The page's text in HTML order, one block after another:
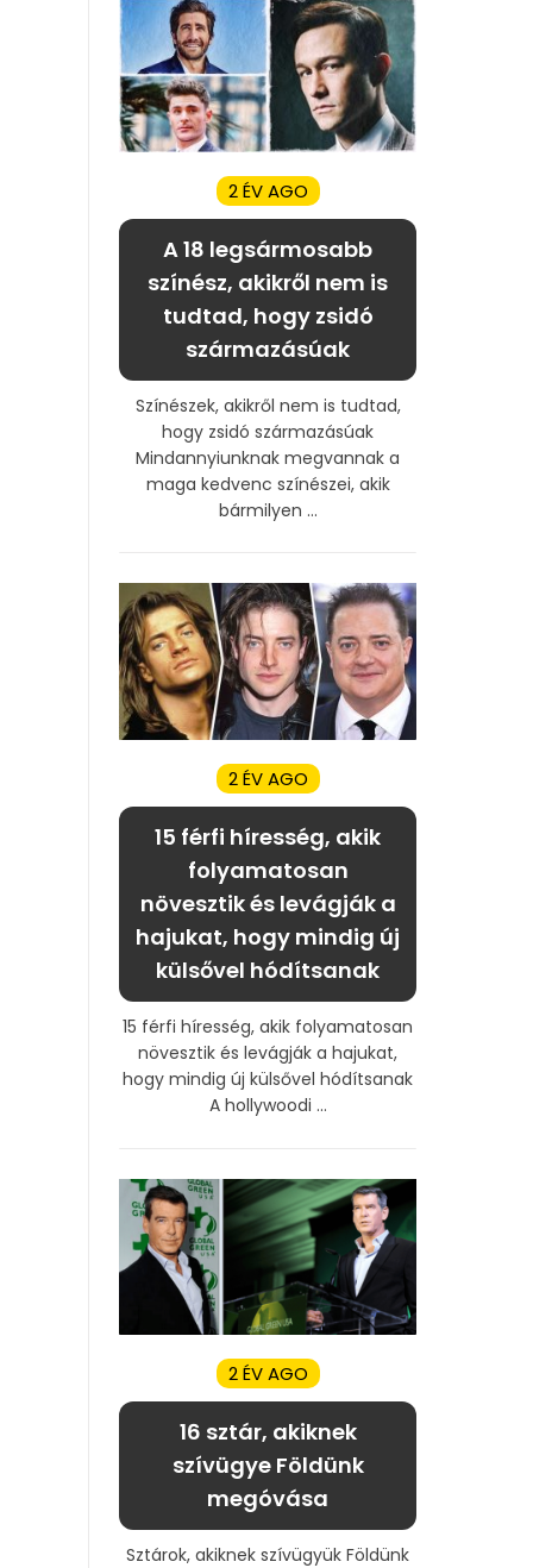
2 ÉV AGO
A 18 legsármosabb
színész, akikről nem is
tudtad, hogy zsidó
származásúak
Színészek, akikről nem is tudtad,
hogy zsidó származásúak
Mindannyiunknak megvannak a
maga kedvenc színészei, akik
bármilyen ...
2 ÉV AGO
15 férfi híresség, akik
folyamatosan
növesztik és levágják a
hajukat, hogy mindig új
külsővel hódítsanak
15 férfi híresség, akik folyamatosan
növesztik és levágják a hajukat,
hogy mindig új külsővel hódítsanak
A hollywoodi ...
2 ÉV AGO
16 sztár, akiknek
szívügye Földünk
megóvása
Sztárok, akiknek szívügyük Földünk